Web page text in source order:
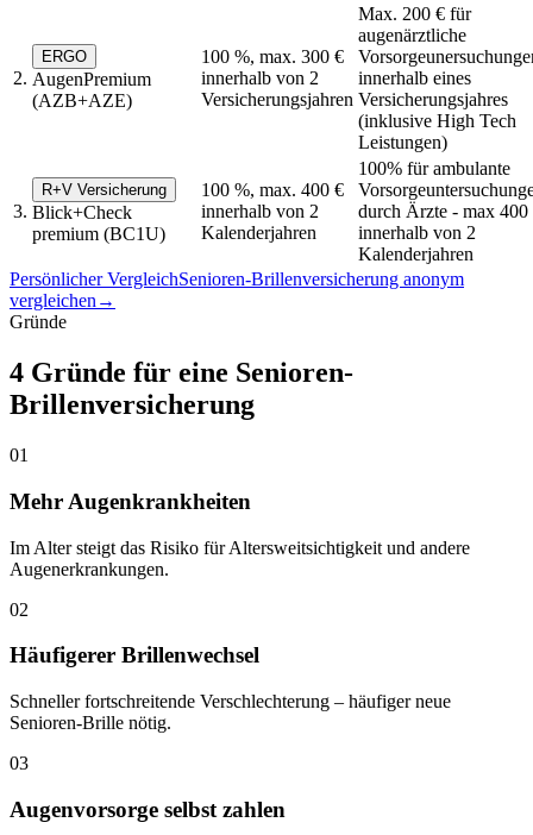
2.
ERGO
AugenPremium
(AZB+AZE)
100 %, max. 300 €
innerhalb von 2
Versicherungsjahren
Max. 200 € für
augenärztliche
innerhalb eines
Versicherungsjahres
(inklusive High Tech
Leistungen)
3.
R+V Versicherung
Blick+Check
premium (BC1U)
100 %, max. 400 €
innerhalb von 2
Kalenderjahren
100% für ambulante
durch Ärzte - max 400
innerhalb von 2
Kalenderjahren
Persönlicher VergleichSenioren-Brillenversicherung anonym
vergleichen→
Gründe
4 Gründe für eine Senioren-
Brillenversicherung
01
Mehr Augenkrankheiten
Im Alter steigt das Risiko für Altersweitsichtigkeit und andere
Augenerkrankungen.
02
Häufigerer Brillenwechsel
Schneller fortschreitende Verschlechterung – häufiger neue
Senioren-Brille nötig.
03
Augenvorsorge selbst zahlen